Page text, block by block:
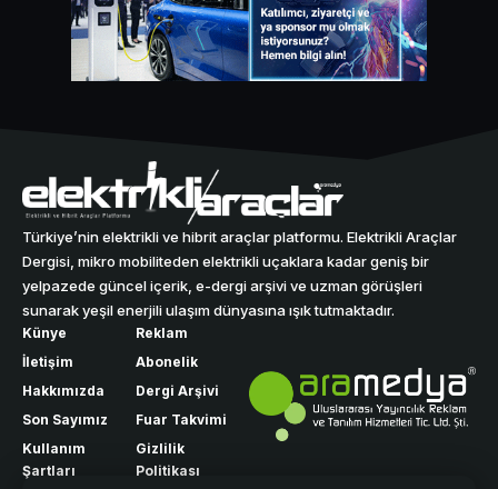
Türkiye’nin elektrikli ve hibrit araçlar platformu. Elektrikli Araçlar
Dergisi, mikro mobiliteden elektrikli uçaklara kadar geniş bir
yelpazede güncel içerik, e-dergi arşivi ve uzman görüşleri
sunarak yeşil enerjili ulaşım dünyasına ışık tutmaktadır.
Künye
İletişim
Hakkımızda
Son Sayımız
Kullanım
Şartları
Reklam
Abonelik
Dergi Arşivi
Fuar Takvimi
Gizlilik
Politikası